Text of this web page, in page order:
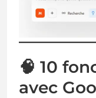
🧠 10
avec